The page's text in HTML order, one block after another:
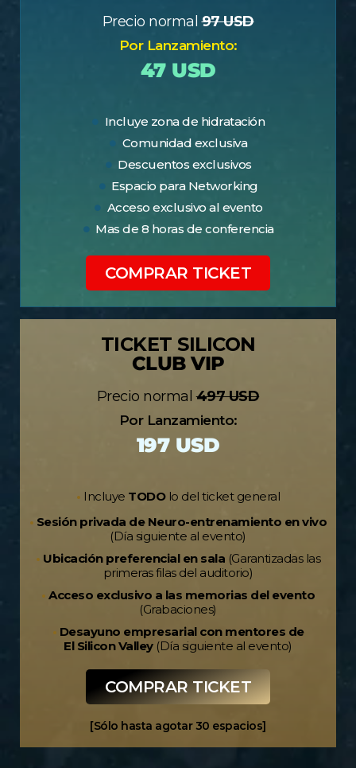
Precio normal97 USD
Por Lanzamiento:
47 USD
Incluye zona de hidratación
Comunidad exclusiva
Descuentos exclusivos
Espacio para Networking
Acceso exclusivo al evento
Mas de 8 horas de conferencia
COMPRAR TICKET
TICKET SILICON
CLUB VIP
Precio normal497 USD
Por Lanzamiento:
197 USD
• Incluye TODOlo del ticket general
• Sesión privada de Neuro-entrenamiento en vivo
(Día siguiente al evento)
• Ubicación preferencial en sala (Garantizadas las
primeras filas del auditorio)
• Acceso exclusivo a las memorias del evento
(Grabaciones)
• Desayuno empresarial con mentores de
El Silicon Valley (Día siguiente al evento)
COMPRAR TICKET
[Sólo hasta agotar 30 espacios]